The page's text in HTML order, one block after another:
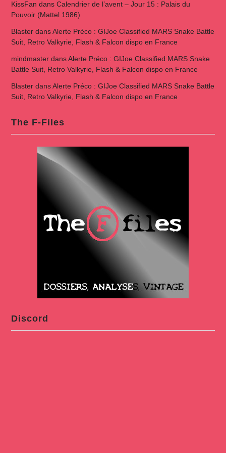
KissFan dans Calendrier de l’avent – Jour 15 : Palais du
Pouvoir (Mattel 1986)
BlasterdansAlerte Préco : GIJoe Classified MARS Snake Battle
Suit, Retro Valkyrie, Flash & Falcon dispo en France
mindmasterdansAlerte Préco : GIJoe Classified MARS Snake
Battle Suit, Retro Valkyrie, Flash & Falcon dispo en France
BlasterdansAlerte Préco : GIJoe Classified MARS Snake Battle
Suit, Retro Valkyrie, Flash & Falcon dispo en France
The F-Files
Discord